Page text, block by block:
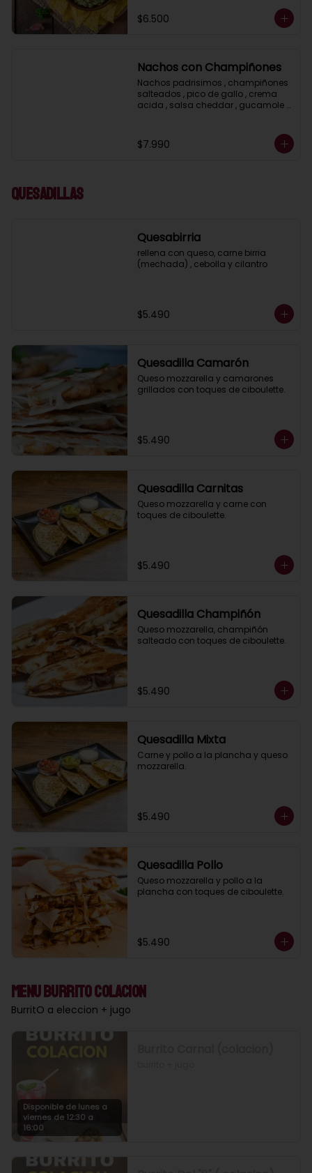
$6.500
Nachos con Champiñones
Nachos padrisimos , champiñones
salteados , pico de gallo , crema
acida , salsa cheddar , gucamole y
$7.990
Quesadillas
Quesabirria
rellena con queso, carne birria
(mechada) , cebolla y cilantro
$5.490
Quesadilla Camarón
Queso mozzarella y camarones
grillados con toques de ciboulette.
$5.490
Quesadilla Carnitas
Queso mozzarella y carne con
toques de ciboulette.
$5.490
Quesadilla Champiñón
Queso mozzarella, champiñón
salteado con toques de ciboulette.
$5.490
Quesadilla Mixta
Carne y pollo a la plancha y queso
mozzarella.
$5.490
Quesadilla Pollo
Queso mozzarella y pollo a la
plancha con toques de ciboulette.
$5.490
Menu Burrito Colacion
BurritO a eleccion + jugo
Disponible de lunes a
viernes de 12:30 a
16:00